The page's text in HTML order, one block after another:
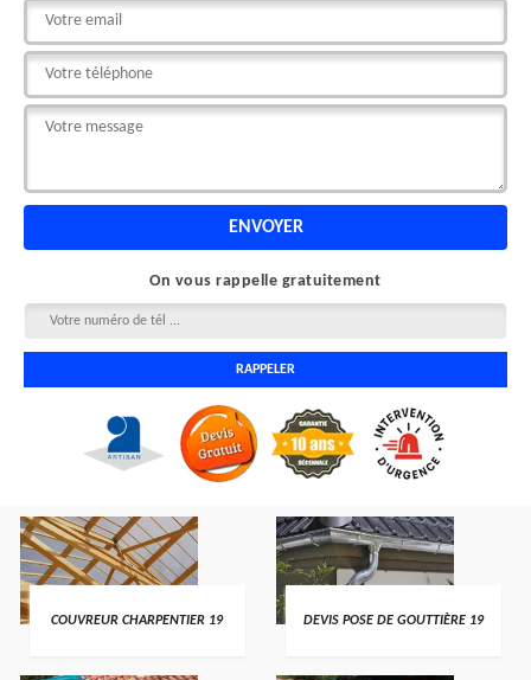
On vous rappelle gratuitement
COUVREUR CHARPENTIER 19 DEVIS POSE DE GOUTTIÈRE 19